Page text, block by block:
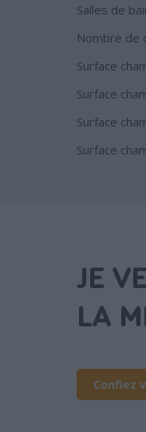
Salles de
Nombre de
Surface
Surface
Surface
Surface
JE
LA
Confiez